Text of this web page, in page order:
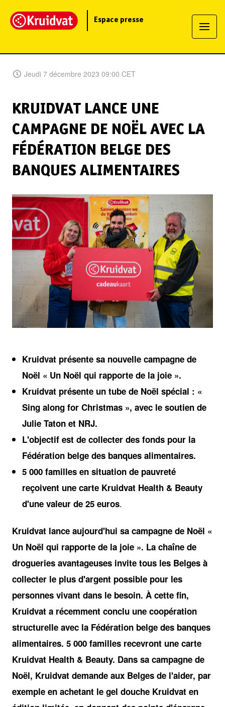
Espace presse
Jeudi 7 décembre 2023 09:00 CET
KRUIDVAT LANCE UNE
CAMPAGNE DE NOËL AVEC LA
FÉDÉRATION BELGE DES
BANQUES ALIMENTAIRES
Kruidvat présente sa nouvelle campagne de
Noël « Un Noël qui rapporte de la joie ».
Kruidvat présente un tube de Noël spécial : «
Sing along for Christmas », avec le soutien de
Julie Taton et NRJ.
L'objectif est de collecter des fonds pour la
Fédération belge des banques alimentaires.
5 000 familles en situation de pauvreté
reçoivent une carte Kruidvat Health & Beauty
d'une valeur de 25 euros.
Kruidvat lance aujourd'hui sa campagne de Noël «
Un Noël qui rapporte de la joie ». La chaîne de
drogueries avantageuses invite tous les Belges à
collecter le plus d'argent possible pour les
personnes vivant dans le besoin. À cette fin,
Kruidvat a récemment conclu une coopération
structurelle avec la Fédération belge des banques
alimentaires. 5 000 familles recevront une carte
Kruidvat Health & Beauty. Dans sa campagne de
Noël, Kruidvat demande aux Belges de l'aider, par
exemple en achetant le gel douche Kruidvat en